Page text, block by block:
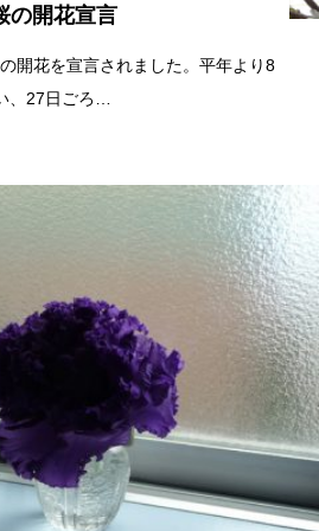
の開花宣言
開花を宣言されました。平年より8
、27日ごろ…